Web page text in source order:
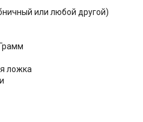
или любой другой)
ложка